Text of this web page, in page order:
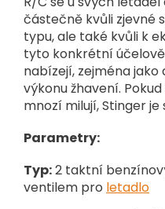
částečně kvůli zjevné
typu, ale také kvůli k
tyto konkrétní
nabízejí, zejména
výkonu žhavení.
mnozí milují, Stinger
Parametry:
Typ:2 taktní
ventilem pro letadlo